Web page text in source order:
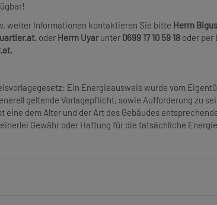
weiter Informationen kontaktieren Sie bitte Herrn Bigus
oder Herrn Uyarunter 0699 17 10 59 18 oder per
Ein Energieausweis wurde vom
geltende Vorlagepflicht, sowie Aufforderung zu
eine dem Alter und der Art des Gebäudes
Gewähr oder Haftung für die tatsächliche